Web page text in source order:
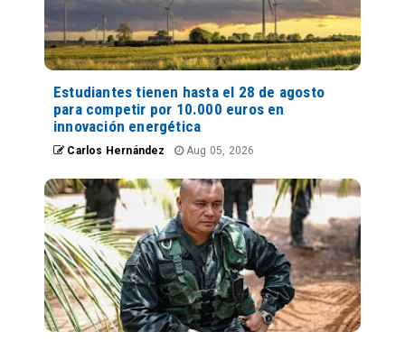
Estudiantes tienen hasta el 28 de agosto
para competir por 10.000 euros en
innovación energética
Carlos Hernández Aug 05, 2026